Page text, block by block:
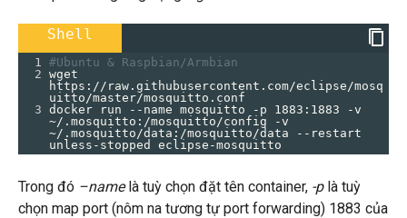
Shell
1
#Ubuntu & Raspbian/Armbian
2 wget
https://raw.githubusercontent.com/eclipse/mosq
uitto/master/mosquitto.conf
3 docker run --name mosquitto -p 1883:1883 -v
~/.mosquitto:/mosquitto/config -v
~/.mosquitto/data:/mosquitto/data --restart
unless-stopped eclipse-mosquitto
Trong đó –namelà tuỳ chọn đặt tên container, -plà tuỳ
chọn map port (nôm na tương tự port forwarding) 1883 của